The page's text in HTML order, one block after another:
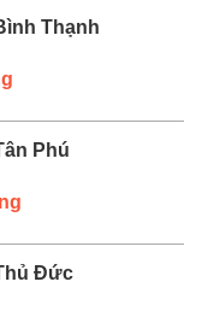
Thạnh
Phú
Đức